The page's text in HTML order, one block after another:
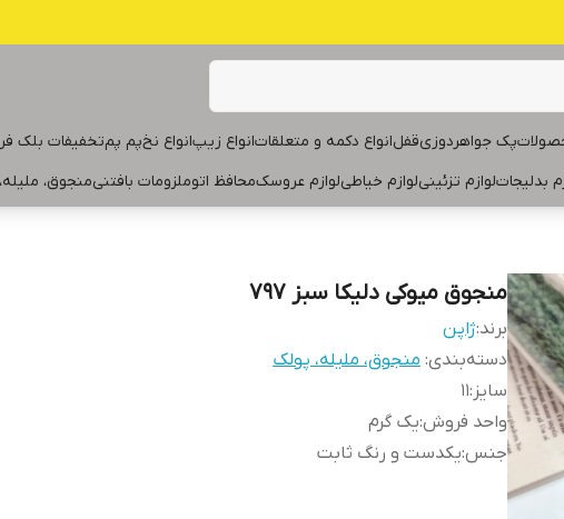
پک جواهردوزیقفلانواع دکمه و متعلقاتانواع زیپانواع نخپم پمتخفیفات بلک
بدلیجاتلوازم تزئینیلوازم خیاطیلوازم عروسکمحافظ اتوملزومات بافتنیمنجوق،
منجوق میوکی دلیکا سبز ۷۹۷
برند:ژاپن
دسته‌بندی: منجوق، ملیله، پولک
سایز :۱۱
واحد فروش:یک گرم
جنس:یکدست و رنگ ثابت